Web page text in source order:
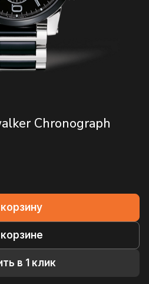
Chronograph
корзину
корзине
в 1 клик